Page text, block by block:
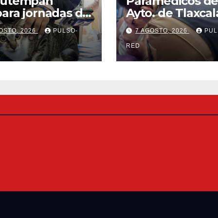
jornadas de
para
y gatos
2026 PULSO-
Ayto. de
evitan que
sufra
complicaciones
hipotermia tras
7 AGOSTO, 2026
RED